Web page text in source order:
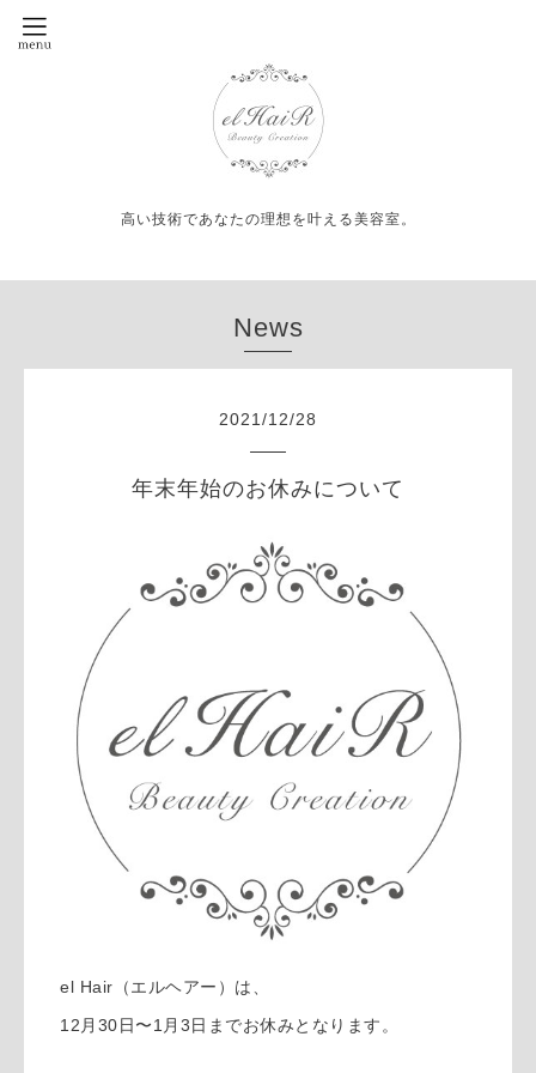
高い技術であなたの理想を叶える美容室。
News
2021 /12/28
年末年始のお休みについて
el Hair（エルヘアー）は、
12月30日〜1月3日までお休みとなります。